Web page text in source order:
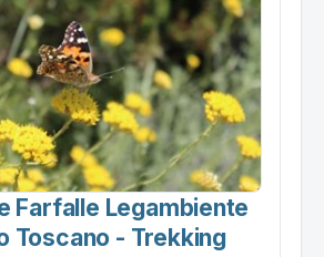
Farfalle Legambiente
Toscano - Trekking